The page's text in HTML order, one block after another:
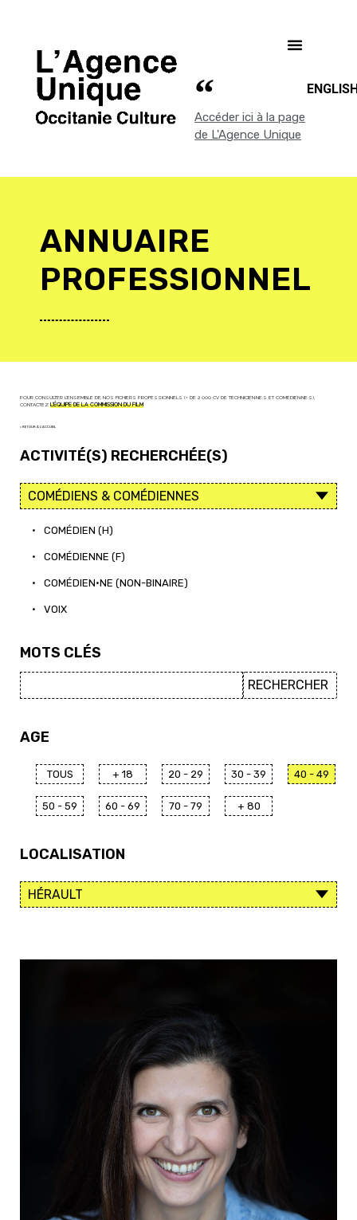
Accéder ici à la page
de L'Agence Unique
ANNUAIRE
PROFESSIONNEL
POUR CONSULTER L'ENSEMBLE DE NOS FICHIERS PROFESSIONNELS (+ DE 2 000 CV DE TECHNICIEN·NE·S ET COMÉDIEN·NE·S),
CONTACTEZ L'ÉQUIPE DE LA COMMISSION DU FILM
< RETOUR À L'ACCUEIL
ACTIVITÉ(S) RECHERCHÉE(S)
• COMÉDIEN (H)
• COMÉDIENNE (F)
• COMÉDIEN·NE (NON-BINAIRE)
• VOIX
MOTS CLÉS
AGE
TOUS + 18 20 - 29 30 - 39 40 - 49
50 - 59 60 - 69 70 - 79 + 80
LOCALISATION